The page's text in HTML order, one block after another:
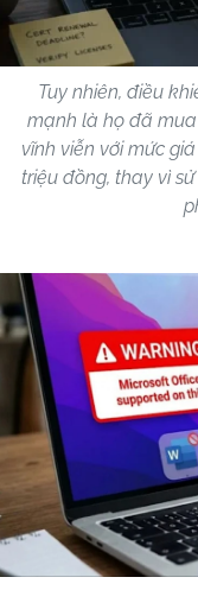
Tuy nhiên, điều
mạnh là họ đã mua
vĩnh viễn với mức
triệu đồng, thay vì